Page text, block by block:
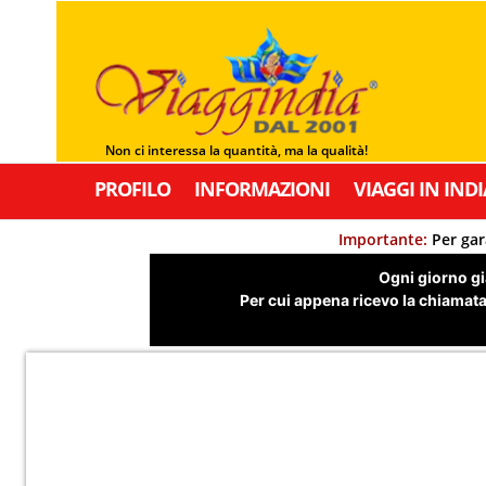
Non ci interessa la quantità, ma la qualità!
PROFILO INFORMAZIONI VIAGGI IN
Importante: Per
Ogni giorno
Per cui appena ricevo la